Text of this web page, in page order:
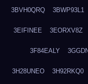
3BVH0QRQ 3BWP93L1
3EIFINEE 3EORXV8Z
3F84EALY
3H28UNEO 3H92RKQ0